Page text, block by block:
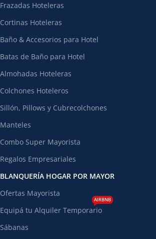
Frazadas Hoteleras
Cortinas Hoteleras
Baño & Accesorios para Hotel
Batas de Baño para Hotel
Almohadas Hoteleras
Colchones Hoteleros
Sillón, Pillows y Cubrecolchones
Manteles
Combo Super Mayorista
Regalos Empresariales
BLANQUERÍA HOGAR POR MAYOR
Ofertas Mayorista
Equipá tu Alquiler Temporario
AIRBNB
Sábanas